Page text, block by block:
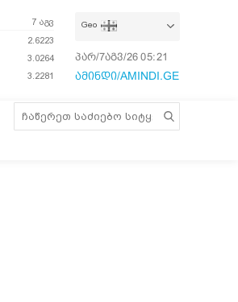
7 აგვ
2.6223
3.0264
3.2281
Geo
პარ/7აგვ/26 05:21:30
ამინდი/AMINDI.GE